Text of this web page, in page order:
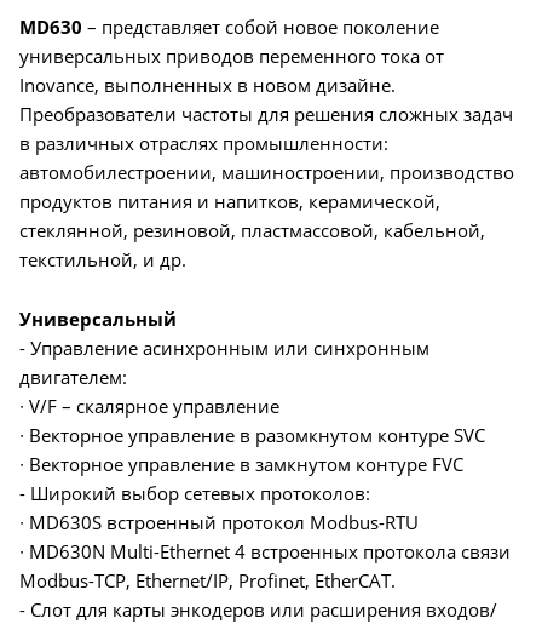
MD630 – представляет собой новое поколение
универсальных приводов переменного тока от
Inovance, выполненных в новом дизайне.
Преобразователи частоты для решения сложных задач
в различных отраслях промышленности:
автомобилестроении, машиностроении, производство
продуктов питания и напитков, керамической,
стеклянной, резиновой, пластмассовой, кабельной,
текстильной, и др.
Универсальный
- Управление асинхронным или синхронным
двигателем:
∙ V/F – скалярное управление
∙ Векторное управление в разомкнутом контуре SVC
∙ Векторное управление в замкнутом контуре FVC
- Широкий выбор сетевых протоколов:
∙ MD630S встроенный протокол Modbus-RTU
∙ MD630N Multi-Ethernet 4 встроенных протокола связи
Modbus-TCP, Ethernet/IP, Profinet, EtherCAT.
- Слот для карты энкодеров или расширения входов/